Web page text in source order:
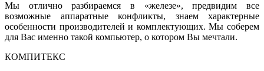
Мы отлично разбираемся в «железе», предвидим все
возможные аппаратные конфликты, знаем характерные
особенности производителей и комплектующих. Мы соберем
для Вас именно такой компьютер, о котором Вы мечтали.
КОМПИТЕКС